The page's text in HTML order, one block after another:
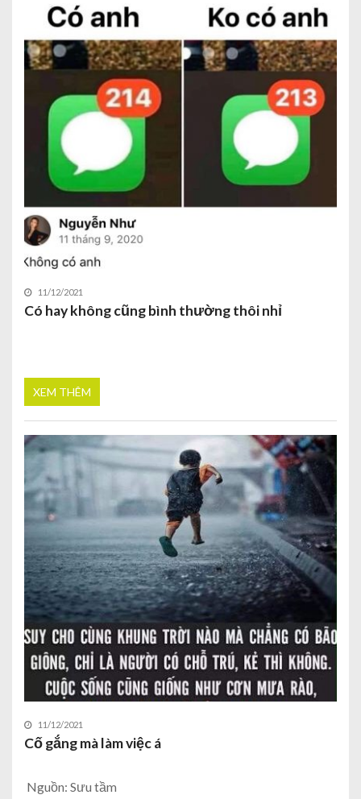
11/12/2021
Có hay không cũng bình thường thôi nhỉ
XEM THÊM
11/12/2021
Cố gắng mà làm việc á
Nguồn: Sưu tầm